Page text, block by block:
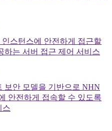
인스턴스에 안전하게 접근할
하는 서버 접근 제어 서비스
보안 모델을 기반으로 NHN
안전하게 접속할 수 있도록
스